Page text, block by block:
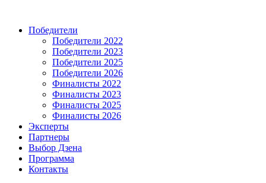
Победители
Победители 2022
Победители 2023
Победители 2025
Победители 2026
Финалисты 2022
Финалисты 2023
Финалисты 2025
Финалисты 2026
Эксперты
Партнеры
Выбор Дзена
Программа
Контакты